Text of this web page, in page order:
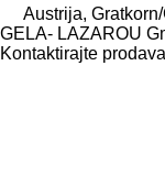
Austrija,
GELA- LAZAROU
Kontaktirajte